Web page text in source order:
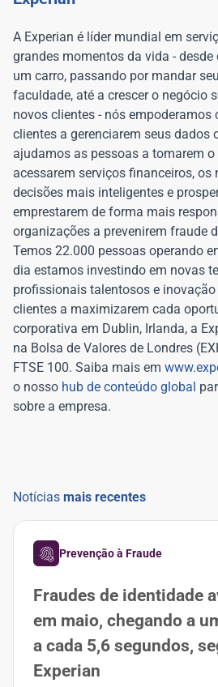
A Experian é líder mundial em
grandes momentos da vida -
um carro, passando por mandar
faculdade, até a crescer o negócio
novos clientes - nós empoderamos
clientes a gerenciarem seus dados
ajudamos as pessoas a tomarem
acessarem serviços financeiros, os
decisões mais inteligentes e
emprestarem de forma mais
organizações a prevenirem fraude
Temos 22.000 pessoas operando
dia estamos investindo em novas
profissionais talentosos e
clientes a maximizarem cada
corporativa em Dublin, Irlanda, a
na Bolsa de Valores de Londres
FTSE 100. Saiba mais em
o nosso hub de conteúdo global
sobre a empresa.
Notícias mais recentes
Prevenção à Fraude
Fraudes de identidade
em maio, chegando a
a cada 5,6 segundos,
Experian